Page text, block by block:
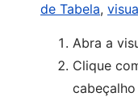
de Tabela,
Abra a
Clique